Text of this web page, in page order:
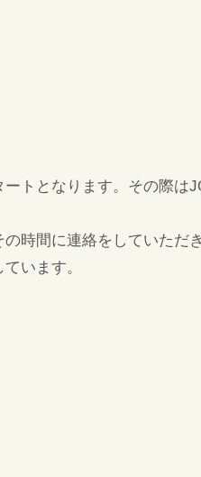
トとなります。その際は
時間に連絡をしていただ
います。